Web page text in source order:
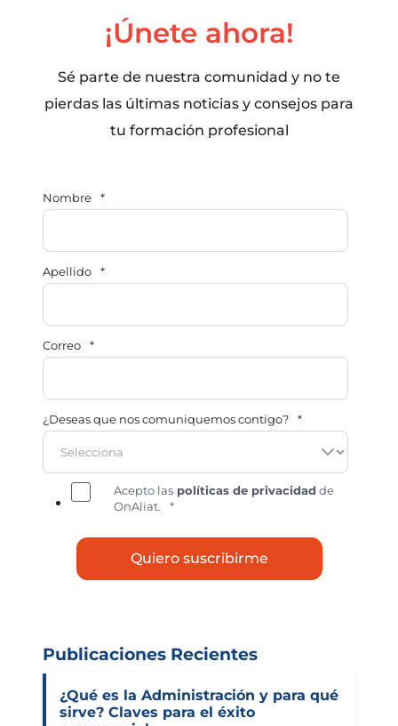
¡Únete ahora!
Sé parte de nuestra comunidad y no te
pierdas las últimas noticias y consejos para
tu formación profesional
Nombre *
Apellido *
Correo *
¿Deseas que nos comuniquemos contigo? *
Acepto las políticas de privacidad de
OnAliat.
*
Publicaciones Recientes
¿Qué es la Administración y para qué
sirve? Claves para el éxito